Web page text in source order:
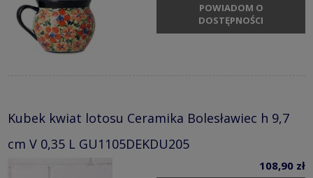
POWIADOM O
DOSTĘPNOŚCI
Kubek kwiat lotosu Ceramika Bolesławiec h 9,7
cm V 0,35 L GU1105DEKDU205
108,90 zł